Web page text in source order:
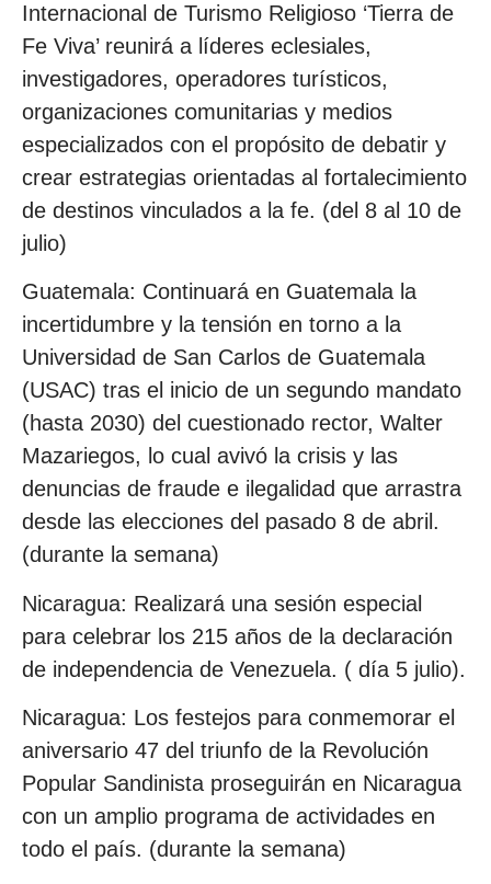
Internacional de Turismo Religioso ‘Tierra de
Fe Viva’ reunirá a líderes eclesiales,
investigadores, operadores turísticos,
organizaciones comunitarias y medios
especializados con el propósito de debatir y
crear estrategias orientadas al fortalecimiento
de destinos vinculados a la fe. (del 8 al 10 de
julio)
Guatemala: Continuará en Guatemala la
incertidumbre y la tensión en torno a la
Universidad de San Carlos de Guatemala
(USAC) tras el inicio de un segundo mandato
(hasta 2030) del cuestionado rector, Walter
Mazariegos, lo cual avivó la crisis y las
denuncias de fraude e ilegalidad que arrastra
desde las elecciones del pasado 8 de abril.
(durante la semana)
Nicaragua: Realizará una sesión especial
para celebrar los 215 años de la declaración
de independencia de Venezuela. ( día 5 julio).
Nicaragua: Los festejos para conmemorar el
aniversario 47 del triunfo de la Revolución
Popular Sandinista proseguirán en Nicaragua
con un amplio programa de actividades en
todo el país. (durante la semana)